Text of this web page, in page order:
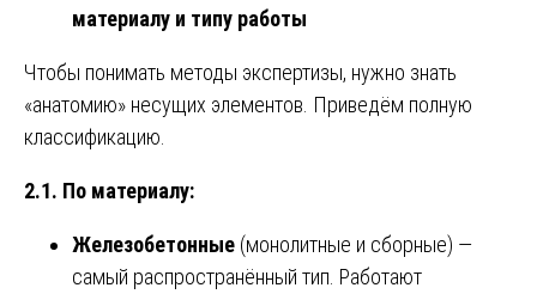
материалу и типу работы
Чтобы понимать методы экспертизы, нужно знать
«анатомию» несущих элементов. Приведём полную
классификацию.
2.1. По материалу:
Железобетонные (монолитные и сборные) —
самый распространённый тип. Работают